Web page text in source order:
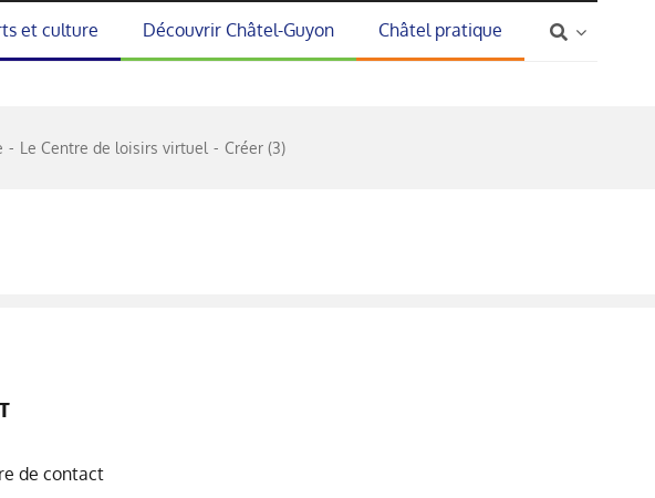
et culture Découvrir Châtel-Guyon Châtel pratique
Le Centre de loisirs virtuel Créer (3)
de contact